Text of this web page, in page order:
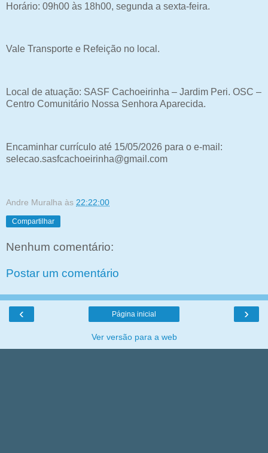
Horário: 09h00 às 18h00, segunda a sexta-feira.
Vale Transporte e Refeição no local.
Local de atuação: SASF Cachoeirinha – Jardim Peri. OSC –
Centro Comunitário Nossa Senhora Aparecida.
Encaminhar currículo até 15/05/2026 para o e-mail:
selecao.sasfcachoeirinha@gmail.com
Andre Muralha às 22:22:00
Compartilhar
Nenhum comentário:
Postar um comentário
‹ ›
Página inicial
Ver versão para a web